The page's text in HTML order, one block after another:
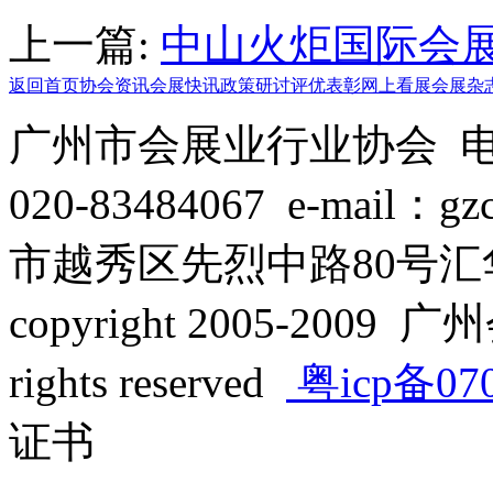
上一篇: 中山火炬国际会
返回首页协会资讯会展快讯政策研讨评优表彰网上看展会展杂
广州市会展业行业协会
020-83484067 e-mail：
市越秀区先烈中路80号
copyright 2005-2009 广
rights reserved
粤icp备
证书